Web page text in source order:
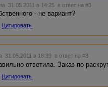
31.05.2011 в 14:25 в ответ на #3
- не вариант?
Цитировать
31.05.2011 в 18:39 в ответ на #3
ответила. Заказ по
Цитировать